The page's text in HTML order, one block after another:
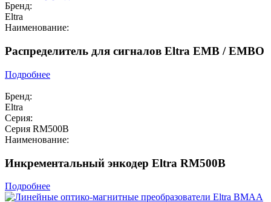
Бренд:
Eltra
Наименование:
Распределитель для сигналов Eltra EMB / EMBO
Подробнее
Бренд:
Eltra
Серия:
Серия RM500B
Наименование:
Инкрементальный энкодер Eltra RM500B
Подробнее